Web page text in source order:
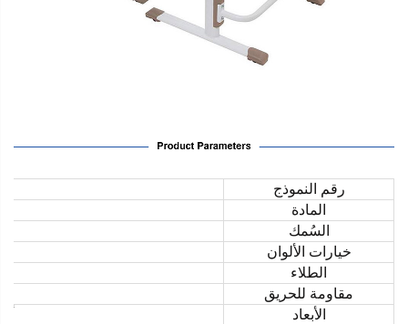
رقم النموذج
المادة
السُمك
خيارات الألوان
الطلاء
مقاومة للحريق
الأبعاد